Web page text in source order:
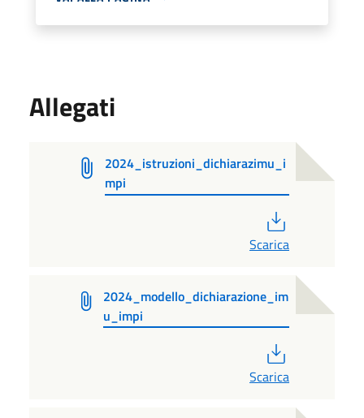
Allegati
2024_istruzioni_dichiarazimu_i
mpi
Scarica
2024_modello_dichiarazione_im
u_impi
Scarica